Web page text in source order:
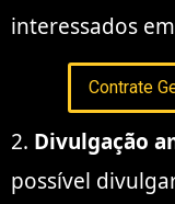
interessados
Contrate
2. Divulgação
possível